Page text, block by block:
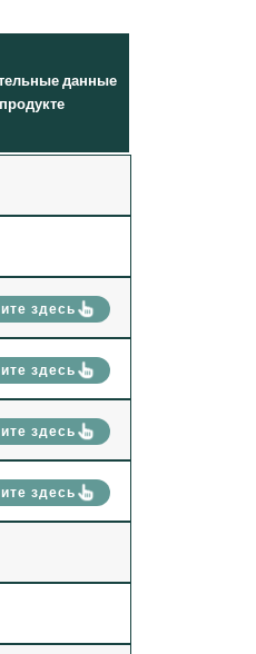
данные
здесь
здесь
здесь
здесь